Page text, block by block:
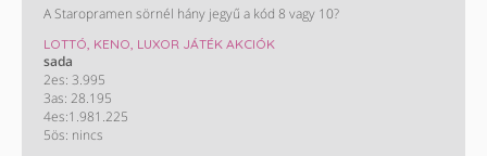
A Staropramen sörnél hány jegyű a kód 8 vagy 10?
LOTTÓ, KENO, LUXOR JÁTÉK AKCIÓK
sada
2es: 3.995
3as: 28.195
4es:1.981.225
5ös: nincs